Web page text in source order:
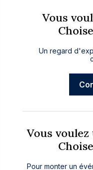
Vous
Un regard
Vous
Pour monter un